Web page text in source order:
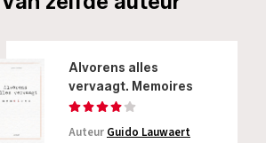
Alvorens alles
vervaagt. Memoires
Auteur Guido Lauwaert